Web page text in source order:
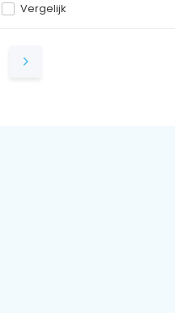
Vergelijk